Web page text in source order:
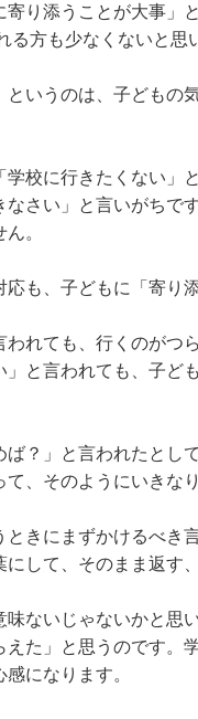
寄り添うことが大事」
る方も少なくないと思
というのは、子どもの
学校に行きたくない」
なさい」と言いがちで
。
応も、子どもに「寄り
われても、行くのが
」と言われても、子ど
ば？」と言われたとし
て、そのようにいきな
ときにまずかけるべき
して、そのまま返す
味ないじゃないかと思
た」と思うのです。
になります。